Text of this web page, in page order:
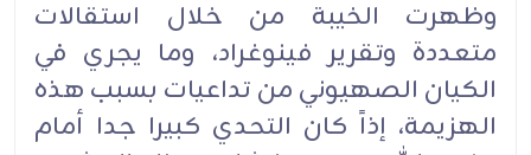
وظهرت الخيبة من خلال استقالات
متعددة وتقرير فينوغراد، وما يجري في
الكيان الصهيوني من تداعيات بسبب هذه
الهزيمة، إذاً كان التحدي كبيرا جدا أمام